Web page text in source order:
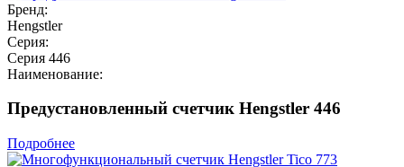
Бренд:
Hengstler
Серия:
Серия 446
Наименование:
Предустановленный счетчик Hengstler 446
Подробнее